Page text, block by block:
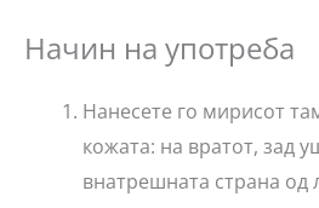
Начин на употреба
Нанесете го мирисот
кожата: на вратот, зад
внатрешната страна од